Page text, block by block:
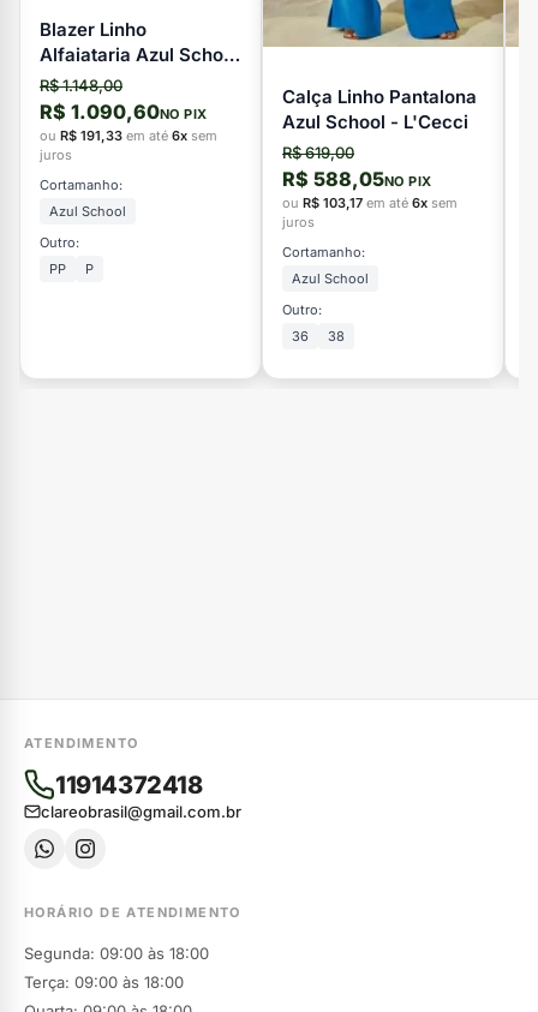
Blazer Linho
Alfaiataria Azul School
- L'Cecci
R$ 1.148,00
R$ 1.090,60NO PIX
ou R$ 191,33 em até 6x sem
juros
Cortamanho:
Azul School
Outro:
PP
P
Calça Linho Pantalona
Azul School - L'Cecci
R$ 619,00
R$ 588,05NO PIX
ou R$ 103,17 em até 6x sem
juros
Cortamanho:
Azul School
Outro:
36
38
ATENDIMENTO
11914372418
clareobrasil@gmail.com.br
HORÁRIO DE ATENDIMENTO
Segunda: 09:00 às 18:00
Terça: 09:00 às 18:00